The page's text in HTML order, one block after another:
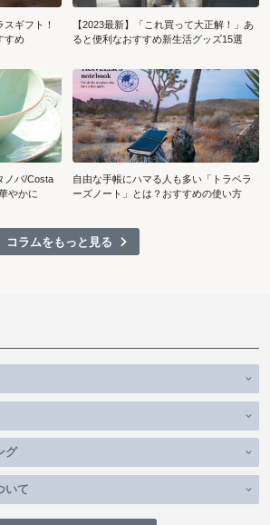
ギフト！
すめ
【2023最新】「これ買って大正解！」あ
ると便利なおすすめ新生活グッズ15選
ノバ/Costa
やかに
自由な手帳にハマる人も多い「トラベラ
ーズノート」とは？おすすめの使い方
コラムをもっと見る
グ
いて